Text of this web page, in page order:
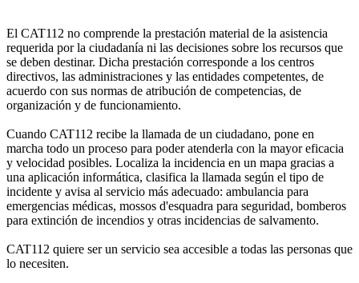
El CAT112 no comprende la prestación material de la asistencia
requerida por la ciudadanía ni las decisiones sobre los recursos que
se deben destinar. Dicha prestación corresponde a los centros
directivos, las administraciones y las entidades competentes, de
acuerdo con sus normas de atribución de competencias, de
organización y de funcionamiento.
Cuando CAT112 recibe la llamada de un ciudadano, pone en
marcha todo un proceso para poder atenderla con la mayor eficacia
y velocidad posibles. Localiza la incidencia en un mapa gracias a
una aplicación informática, clasifica la llamada según el tipo de
incidente y avisa al servicio más adecuado: ambulancia para
emergencias médicas, mossos d'esquadra para seguridad, bomberos
para extinción de incendios y otras incidencias de salvamento.
CAT112 quiere ser un servicio sea accesible a todas las personas que
lo necesiten.